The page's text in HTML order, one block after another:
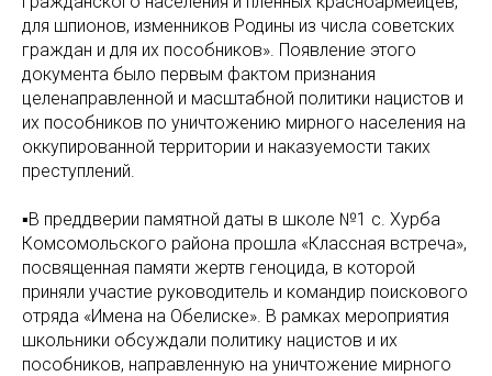
для шпионов, изменников Родины из числа советских
граждан и для их пособников». Появление этого
документа было первым фактом признания
целенаправленной и масштабной политики нацистов и
их пособников по уничтожению мирного населения на
оккупированной территории и наказуемости таких
преступлений.
▪️В преддверии памятной даты в школе №1 с. Хурба
Комсомольского района прошла «Классная встреча»,
посвященная памяти жертв геноцида, в которой
приняли участие руководитель и командир поискового
отряда «Имена на Обелиске». В рамках мероприятия
школьники обсуждали политику нацистов и их
пособников, направленную на уничтожение мирного